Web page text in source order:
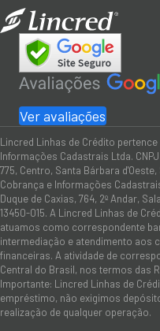
Ver avaliações
Lincred Linhas de Crédito
Informações Cadastrais Ltda.
775, Centro, Santa Bárbara
Cobrança e Informações
Duque de Caxias, 764, 2º Andar,
13450-015. A Lincred Linhas de
atuamos como correspondente
intermediação e atendimento aos
financeiras. A atividade de
Central do Brasil, nos termos das
Importante: Lincred Linhas de
empréstimo, não exigimos
realização de qualquer operação.